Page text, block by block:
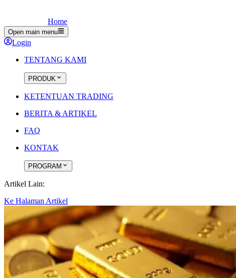
Home
Open main menu
Login
TENTANG KAMI
PRODUK
KETENTUAN TRADING
BERITA & ARTIKEL
FAQ
KONTAK
PROGRAM
Artikel Lain:
Ke Halaman Artikel